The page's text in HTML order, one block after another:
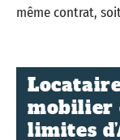
même contrat,
mobilier
limites